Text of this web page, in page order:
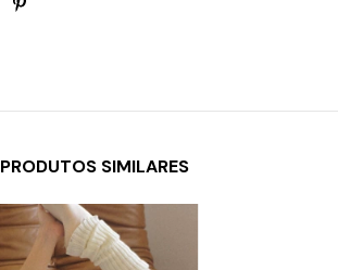
PRODUTOS SIMILARES